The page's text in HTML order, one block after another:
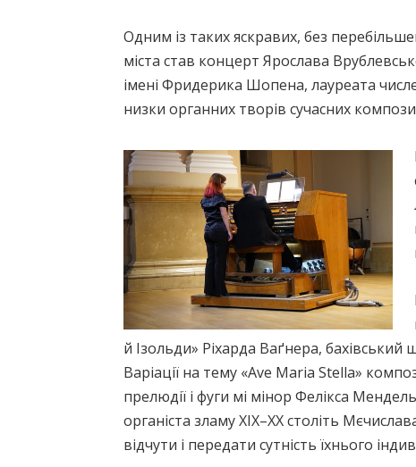
Одним із таких яскравих, без
міста став концерт Ярослава
імені Фридерика Шопена, лауреата
низки органних творів сучасних
й Ізольди» Ріхарда Ваґнера,
Варіації на тему «Ave Maria Stella»
прелюдії і фуги мі мінор Фелікса
органіста зламу ХІХ–ХХ століть
відчути і передати сутність їхнього